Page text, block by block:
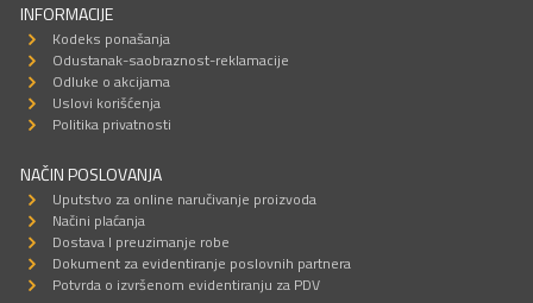
INFORMACIJE
Kodeks ponašanja
Odustanak-saobraznost-reklamacije
Odluke o akcijama
Uslovi korišćenja
Politika privatnosti
NAČIN POSLOVANJA
Uputstvo za online naručivanje proizvoda
Načini plaćanja
Dostava I preuzimanje robe
Dokument za evidentiranje poslovnih partnera
Potvrda o izvršenom evidentiranju za PDV